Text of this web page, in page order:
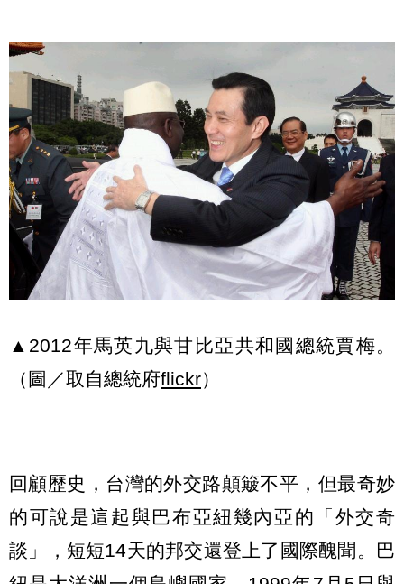
▲2012年馬英九與甘比亞共和國總統賈梅。
（圖／取自總統府flickr）
回顧歷史，台灣的外交路顛簸不平，但最奇妙
的可說是這起與巴布亞紐幾內亞的「外交奇
談」，短短14天的邦交還登上了國際醜聞。巴